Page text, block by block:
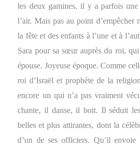
les deux gamines, il y a parfois une
l’air. Mais pas au point d’empêcher
la fête et des enfants à l’une et à
Sara pour sa sœur auprès du roi,
épouse. Joyeuse époque. Comme
roi d’Israël et prophète de la
encore un qui n’a pas vraiment
chante, il danse, il boit. Il séduit
belles et plus attirantes, dont la
d’un de ses officiers. Qu’il